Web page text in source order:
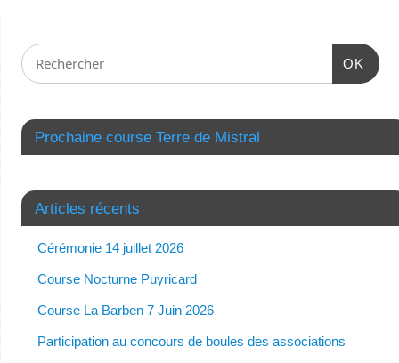
OK
Prochaine course Terre de Mistral
Articles récents
Cérémonie 14 juillet 2026
Course Nocturne Puyricard
Course La Barben 7 Juin 2026
Participation au concours de boules des associations